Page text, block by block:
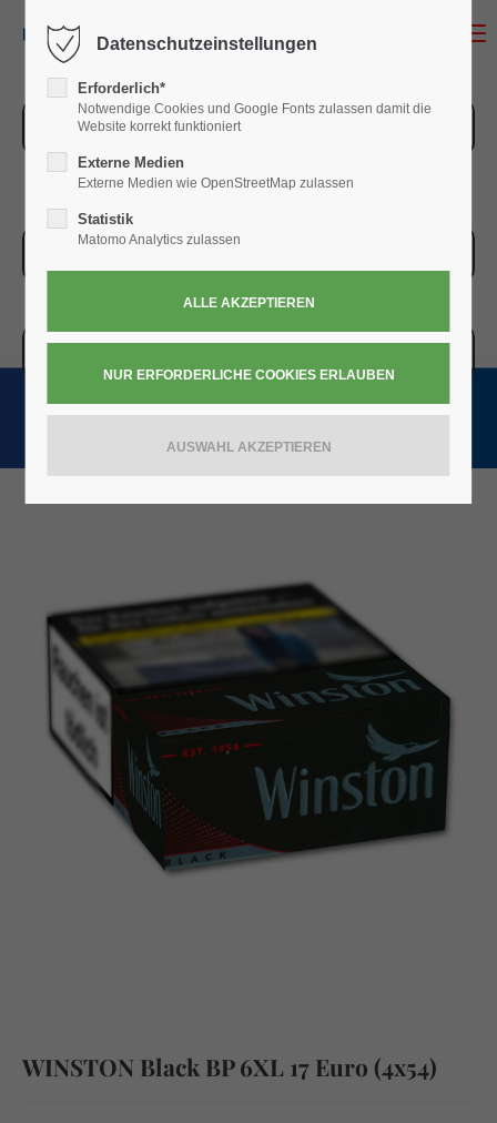
ZUR ÜBERSICHT
WINSTON Black BP 6XL 17 Euro (4x54)
Datenschutzeinstellungen
Erforderlich*
Notwendige Cookies und Google Fonts zulassen damit die
Website korrekt funktioniert
Externe Medien
Externe Medien wie OpenStreetMap zulassen
Statistik
Matomo Analytics zulassen